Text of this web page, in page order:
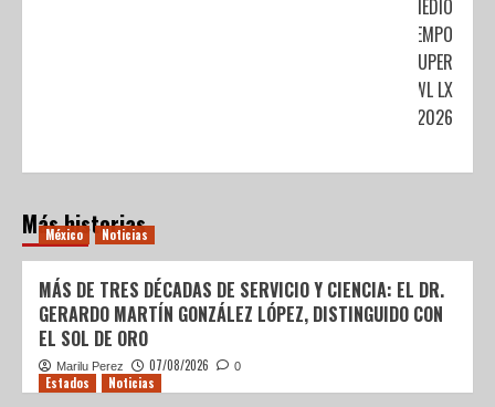
DE MEDIO
TIEMPO
DEL SUPER
BOWL LX
EN 2026
Más historias
México Noticias
MÁS DE TRES DÉCADAS DE SERVICIO Y CIENCIA: EL DR.
GERARDO MARTÍN GONZÁLEZ LÓPEZ, DISTINGUIDO CON
EL SOL DE ORO
Marilu Perez 07/08/2026 0
Estados Noticias